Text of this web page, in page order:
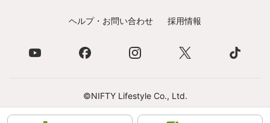
ヘルプ・お問い合わせ 採用情報
©NIFTY Lifestyle Co., Ltd.